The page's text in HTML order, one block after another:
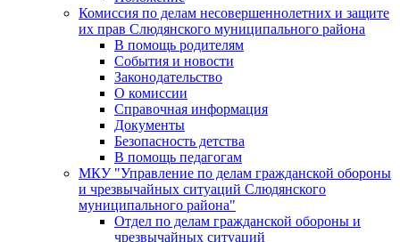
Комиссия по делам несовершеннолетних и защите
их прав Слюдянского муниципального района
В помощь родителям
События и новости
Законодательство
О комиссии
Справочная информация
Документы
Безопасность детства
В помощь педагогам
МКУ "Управление по делам гражданской обороны
и чрезвычайных ситуаций Слюдянского
муниципального района"
Отдел по делам гражданской обороны и
чрезвычайных ситуаций